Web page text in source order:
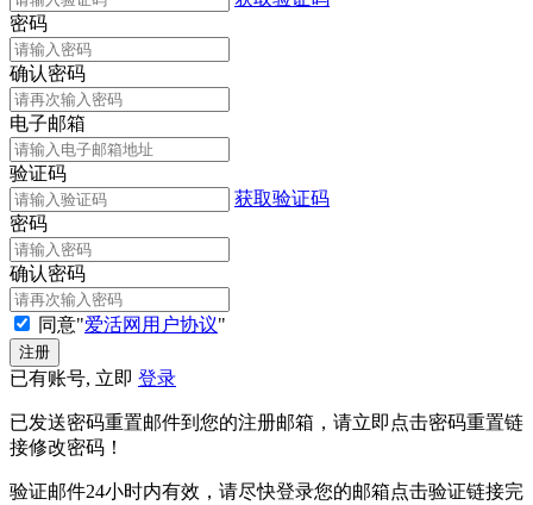
密码
确认密码
电子邮箱
验证码
获取验证码
密码
确认密码
同意"爱活网用户协议"
已有账号, 立即 登录
已发送密码重置邮件到您的注册邮箱，请立即点击密码重置链
接修改密码！
验证邮件24小时内有效，请尽快登录您的邮箱点击验证链接完